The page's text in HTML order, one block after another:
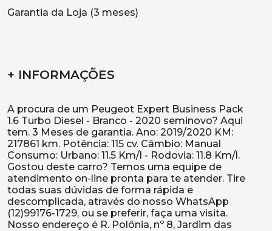
Garantia da Loja (3 meses)
+ INFORMAÇÕES
A procura de um Peugeot Expert Business Pack
1.6 Turbo Diesel - Branco - 2020 seminovo? Aqui
tem. 3 Meses de garantia. Ano: 2019/2020 KM:
217861 km. Potência: 115 cv. Câmbio: Manual
Consumo: Urbano: 11.5 Km/l - Rodovia: 11.8 Km/l.
Gostou deste carro? Temos uma equipe de
atendimento on-line pronta para te atender. Tire
todas suas dúvidas de forma rápida e
descomplicada, através do nosso WhatsApp
(12)99176-1729, ou se preferir, faça uma visita.
Nosso endereço é R. Polônia, nº 8, Jardim das